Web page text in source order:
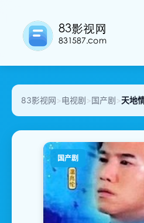
83影视网>电视剧>国产剧>天地
国产剧